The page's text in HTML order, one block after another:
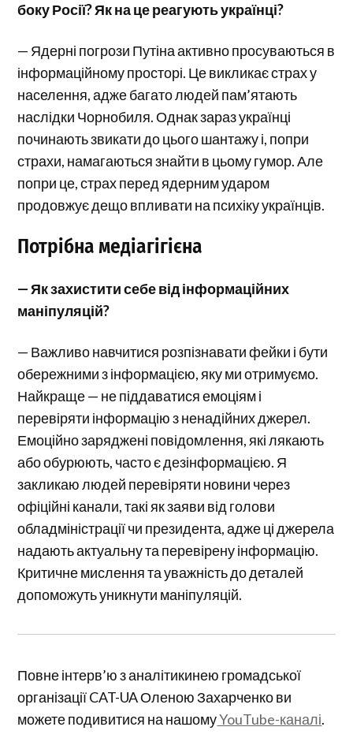
боку Росії? Як на це реагують українці?
— Ядерні погрози Путіна активно просуваються в
інформаційному просторі. Це викликає страх у
населення, адже багато людей пам’ятають
наслідки Чорнобиля. Однак зараз українці
починають звикати до цього шантажу і, попри
страхи, намагаються знайти в цьому гумор. Але
попри це, страх перед ядерним ударом
продовжує дещо впливати на психіку українців.
Потрібна медіагігієна
— Як захистити себе від інформаційних
маніпуляцій?
— Важливо навчитися розпізнавати фейки і бути
обережними з інформацією, яку ми отримуємо.
Найкраще — не піддаватися емоціям і
перевіряти інформацію з ненадійних джерел.
Емоційно заряджені повідомлення, які лякають
або обурюють, часто є дезінформацією. Я
закликаю людей перевіряти новини через
офіційні канали, такі як заяви від голови
обладміністрації чи президента, адже ці джерела
надають актуальну та перевірену інформацію.
Критичне мислення та уважність до деталей
допоможуть уникнути маніпуляцій.
Повне інтерв’ю з аналітикинею громадської
організації CAT-UA Оленою Захарченко ви
можете подивитися на нашомуYouTube-каналі.